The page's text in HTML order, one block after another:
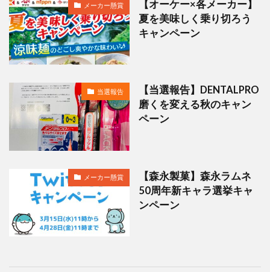
メーカー懸賞
【オーケー×各メーカー】
夏を美味しく乗り切ろう
キャンペーン
当選報告
【当選報告】DENTALPRO
磨くを変える秋のキャン
ペーン
メーカー懸賞
【森永製菓】森永ラムネ
50周年新キャラ選挙キャ
ンペーン